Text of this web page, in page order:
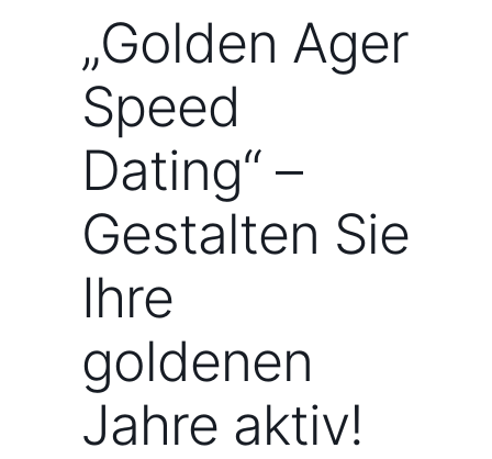
„Golden Ager
Speed
Dating“ –
Gestalten Sie
Ihre
goldenen
Jahre aktiv!